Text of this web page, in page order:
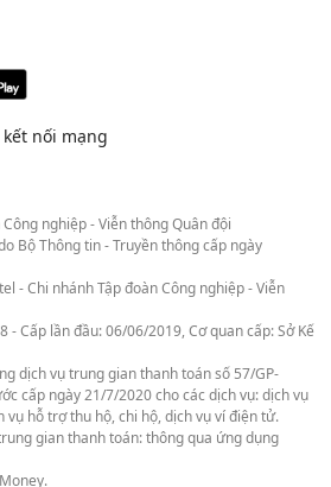
nối mạng
nghiệp - Viễn thông Quân đội
Bộ Thông tin - Truyền thông cấp ngày
- Chi nhánh Tập đoàn Công nghiệp - Viễn
- Cấp lần đầu: 06/06/2019, Cơ quan cấp: Sở Kế
dịch vụ trung gian thanh toán số 57/GP-
cấp ngày 21/7/2020 cho các dịch vụ: dịch vụ
hỗ trợ thu hộ, chi hộ, dịch vụ ví điện tử.
gian thanh toán: thông qua ứng dụng